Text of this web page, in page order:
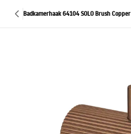
Badkamerhaak 64104 SOLO Brush Copper